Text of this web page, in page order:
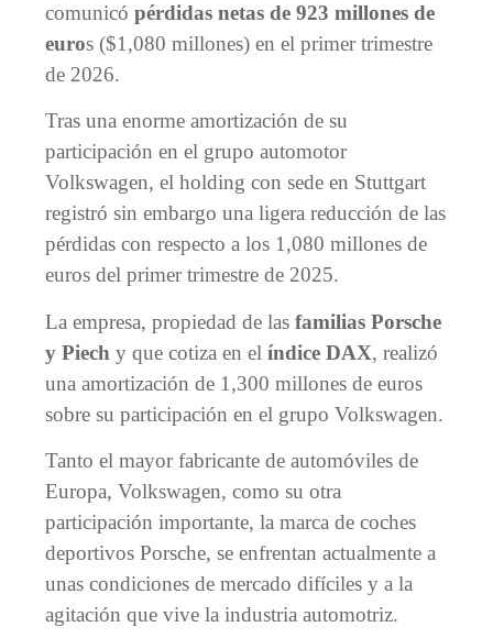
comunicó pérdidas netas de 923 millones de
euros ($1,080 millones) en el primer trimestre
de 2026.
Tras una enorme amortización de su
participación en el grupo automotor
Volkswagen, el holding con sede en Stuttgart
registró sin embargo una ligera reducción de las
pérdidas con respecto a los 1,080 millones de
euros del primer trimestre de 2025.
La empresa, propiedad de las familias Porsche
y Piech y que cotiza en el índice DAX, realizó
una amortización de 1,300 millones de euros
sobre su participación en el grupo Volkswagen.
Tanto el mayor fabricante de automóviles de
Europa, Volkswagen, como su otra
participación importante, la marca de coches
deportivos Porsche, se enfrentan actualmente a
unas condiciones de mercado difíciles y a la
agitación que vive la industria automotriz.